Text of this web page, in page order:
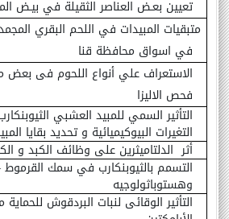
تعيين بعـض العناصر الثقيلة في بيـض
متبقيات المبيدات في اللحم البقري
في اسواق محافظة قنا
الاستعراف علي أنواع اللحوم فى بعض
فحص الاليزا
التأثير السمي للمبيد العشبي
التغيرات البيوكيميائية و تحديد بقايا
أثر الدلتاميثرين على وظائف الكبد و
التسمم بالثيوبنكارب في سمك القرموط
وهستوباثولوجيه
التأثير الوقائى لنبات البردقوش